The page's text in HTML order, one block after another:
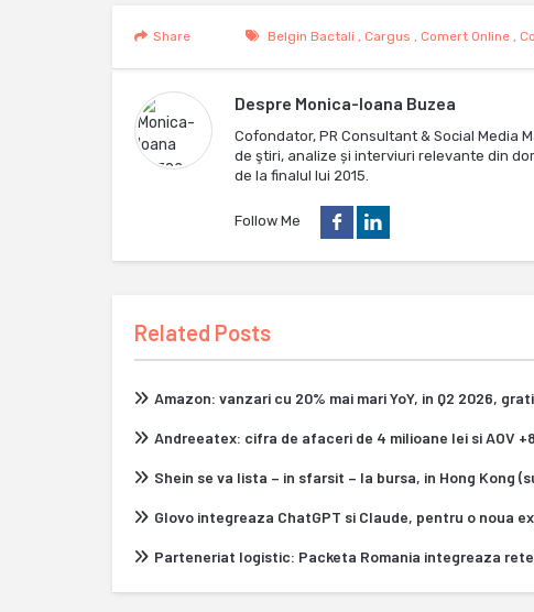
Belgin Bactali , Cargus , Comert Online,
Share
Despre Monica-Ioana Buzea
Cofondator, PR Consultant & Social Media
de ştiri, analize și interviuri relevante din
de la finalul lui 2015.
Follow Me
Related Posts
Amazon: vanzari cu 20% mai mari YoY, in Q2 2026,
Andreeatex: cifra de afaceri de 4 milioane lei si AOV
Shein se va lista – in sfarsit – la bursa, in Hong Kong
Glovo integreaza ChatGPT si Claude, pentru o noua
Parteneriat logistic: Packeta Romania integreaza